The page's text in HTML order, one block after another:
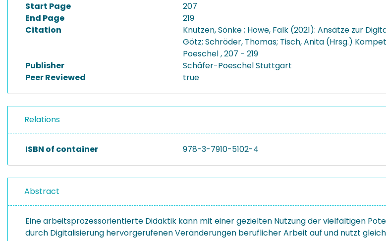
Start Page
207
End Page
219
Citation
Knutzen, Sönke ; Howe, Falk (2021): Ansätze zur
Götz; Schröder, Thomas; Tisch, Anita (Hrsg.)
Poeschel , 207 - 219
Publisher
Schäfer-Poeschel Stuttgart
Peer Reviewed
true
Relations
ISBN of container 978-3-7910-5102-4
Abstract
Eine arbeitsprozessorientierte Didaktik kann mit einer gezielten Nutzung der vielfältigen
durch Digitalisierung hervorgerufenen Veränderungen beruflicher Arbeit auf und nutzt